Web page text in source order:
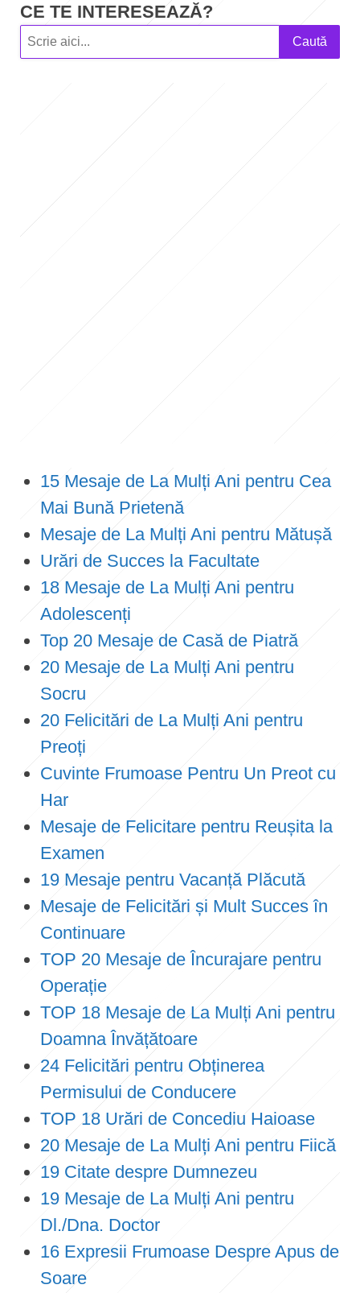
CE TE INTERESEAZĂ?
Caută
15 Mesaje de La Mulți Ani pentru Cea
Mai Bună Prietenă
Mesaje de La Mulți Ani pentru Mătușă
Urări de Succes la Facultate
18 Mesaje de La Mulți Ani pentru
Adolescenți
Top 20 Mesaje de Casă de Piatră
20 Mesaje de La Mulți Ani pentru
Socru
20 Felicitări de La Mulți Ani pentru
Preoți
Cuvinte Frumoase Pentru Un Preot cu
Har
Mesaje de Felicitare pentru Reușita la
Examen
19 Mesaje pentru Vacanță Plăcută
Mesaje de Felicitări și Mult Succes în
Continuare
TOP 20 Mesaje de Încurajare pentru
Operație
TOP 18 Mesaje de La Mulți Ani pentru
Doamna Învățătoare
24 Felicitări pentru Obținerea
Permisului de Conducere
TOP 18 Urări de Concediu Haioase
20 Mesaje de La Mulți Ani pentru Fiică
19 Citate despre Dumnezeu
19 Mesaje de La Mulți Ani pentru
Dl./Dna. Doctor
16 Expresii Frumoase Despre Apus de
Soare